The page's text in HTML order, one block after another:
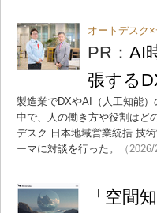
オートデスク×
PR： AI
張する
製造業でDXやAI（人工知能
中で、人の働き方や役割はど
デスク 日本地域営業統括 技
ーマに対談を行った。
（2026/
「空間